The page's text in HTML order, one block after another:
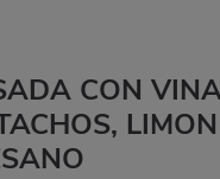
CON